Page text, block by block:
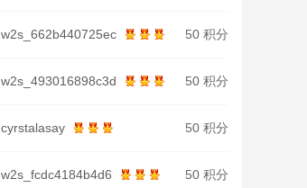
w2s_662b440725ec 50 积分
w2s_493016898c3d 50 积分
cyrstalasay 50 积分
w2s_fcdc4184b4d6 50 积分